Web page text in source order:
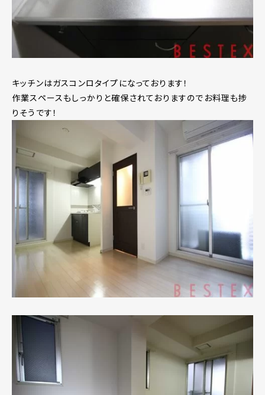
キッチンはガスコンロタイプになっております！
作業スペースもしっかりと確保されておりますのでお料理も捗
りそうです！